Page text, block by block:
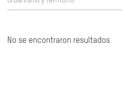
No se encontraron resultados